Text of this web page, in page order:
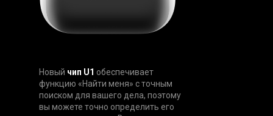
Новый чип U1 обеспечивает
функцию «Найти меня» с точным
поиском для вашего дела, поэтому
вы можете точно определить его